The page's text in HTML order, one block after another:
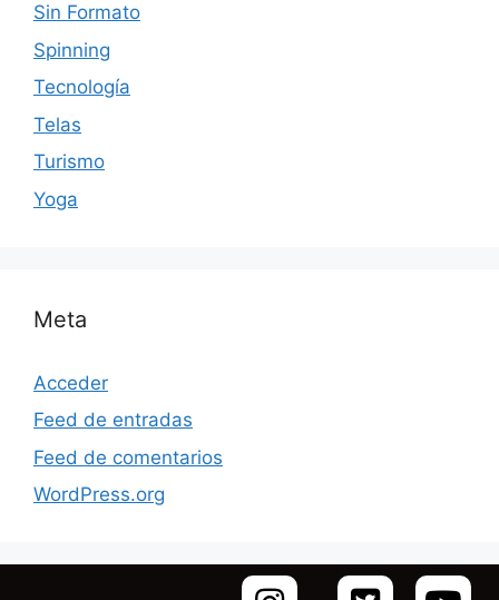
Sin Formato
Spinning
Tecnología
Telas
Turismo
Yoga
Meta
Acceder
Feed de entradas
Feed de comentarios
WordPress.org